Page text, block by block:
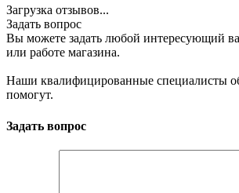
Загрузка отзывов...
Задать вопрос
Вы можете задать любой интересующий
или работе магазина.
Наши квалифицированные специалисты
помогут.
Задать вопрос